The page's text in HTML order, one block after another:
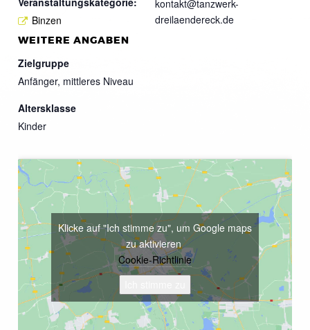
Binzen
kontakt@tanzwerk-
dreilaendereck.de
WEITERE ANGABEN
Zielgruppe
Anfänger, mittleres Niveau
Altersklasse
Kinder
Klicke auf "Ich stimme zu", um Google maps
zu aktivieren
Cookie-Richtlinie